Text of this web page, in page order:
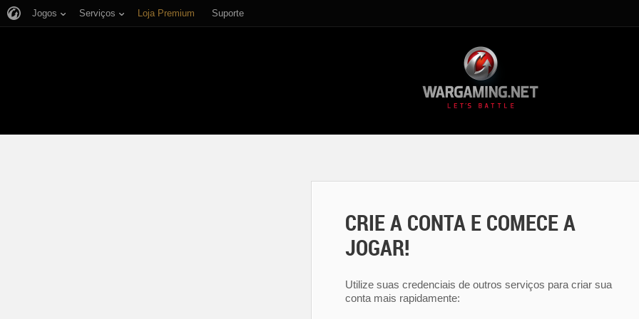
Jogos Serviços Loja Premium Suporte
CRIE A CONTA E COMECE A
JOGAR!
Utilize suas credenciais de outros serviços para criar sua
conta mais rapidamente: